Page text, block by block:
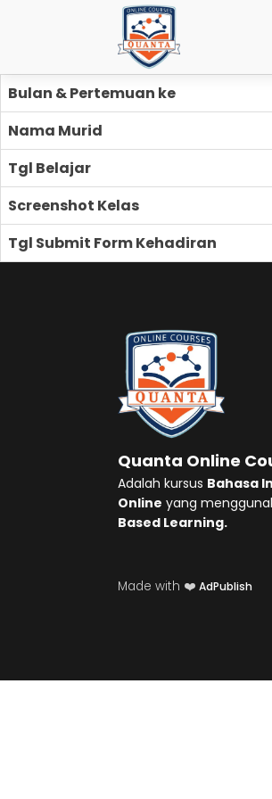
Bulan & Pertemuan ke
Nama Murid
Tgl Belajar
Screenshot Kelas
Tgl Submit Form Kehadiran
Quanta Online
Adalah kursus Bahasa
Online yang
Based Learning.
Made with ❤️ AdPublish